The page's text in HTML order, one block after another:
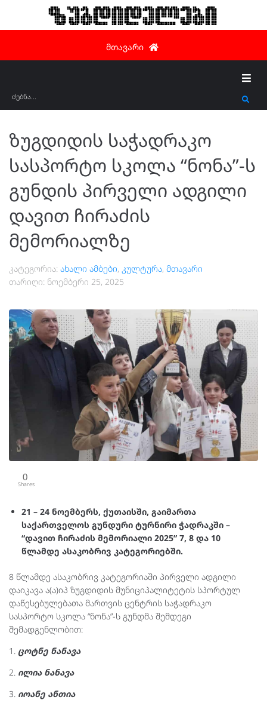
ზუგდიდელები
მთავარი
ზუგდიდის საჭადრაკო
სასპორტო სკოლა “ნონა”-ს
გუნდის პირველი ადგილი
დავით ჩირაძის
მემორიალზე
კატეგორია: ახალი ამბები, კულტურა, მთავარი
თარიღი: ნოემბერი 25, 2025
0
Shares
21 – 24 ნოემბერს, ქუთაისში, გაიმართა
საქართველოს გუნდური ტურნირი ჭადრაკში –
“დავით ჩირაძის მემორიალი 2025” 7, 8 და 10
წლამდე ასაკობრივ კატეგორიებში.
8 წლამდე ასაკობრივ კატეგორიაში პირველი ადგილი
დაიკავა ა(ა)იპ ზუგდიდის მუნიციპალიტეტის სპორტულ
დაწესებულებათა მართვის ცენტრის საჭადრაკო
სასპორტო სკოლა “ნონა”-ს გუნდმა შემდეგი
შემადგენლობით:
1. ცოტნე ნანავა
2. ილია ნანავა
3. იოანე ანთია